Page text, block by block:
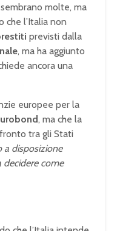
molte, ma
che l’Italia non
previsti dalla
, ma ha aggiunto
ancora una
europee per la
, ma che la
tra gli Stati
a disposizione
decidere come